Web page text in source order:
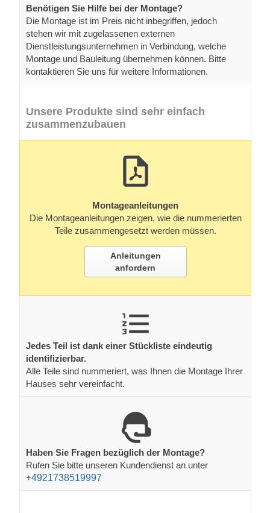
Benötigen Sie Hilfe bei der Montage?
Die Montage ist im Preis nicht inbegriffen, jedoch
stehen wir mit zugelassenen externen
Dienstleistungsunternehmen in Verbindung, welche
Montage und Bauleitung übernehmen können. Bitte
kontaktieren Sie uns für weitere Informationen.
Unsere Produkte sind sehr einfach
zusammenzubauen
Montageanleitungen
Die Montageanleitungen zeigen, wie die nummerierten
Teile zusammengesetzt werden müssen.
Anleitungen
anfordern
Jedes Teil ist dank einer Stückliste eindeutig
identifizierbar.
Alle Teile sind nummeriert, was Ihnen die Montage Ihrer
Hauses sehr vereinfacht.
Haben Sie Fragen bezüglich der Montage?
Rufen Sie bitte unseren Kundendienst an unter
+4921738519997